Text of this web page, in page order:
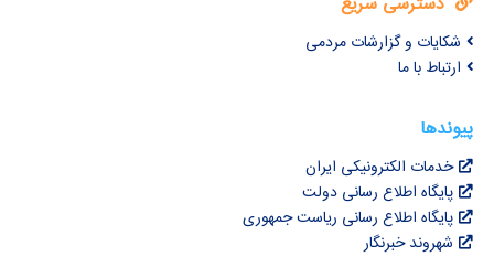
شکایات و گزارشات مردمی
ارتباط با ما
پیوندها
خدمات الکترونیکی ایران
پایگاه اطلاع رسانی دولت
پایگاه اطلاع رسانی ریاست جمهوری
شهروند خبرنگار